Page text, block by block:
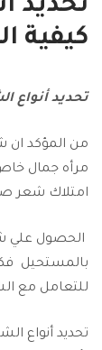
تحديد
كيفية
تحديد أنواع
من المؤكد ان
مرأه جمال
امتلاك شعر
الحصول علي
بالمستحيل
للتعامل مع
تحديد أنواع